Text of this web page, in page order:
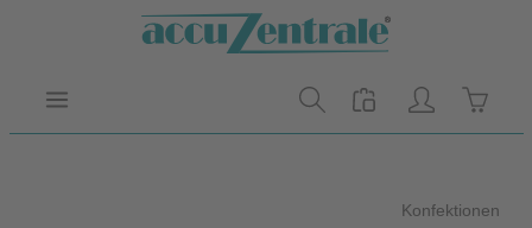
Zum Hauptinhalt springen
Konfektionen